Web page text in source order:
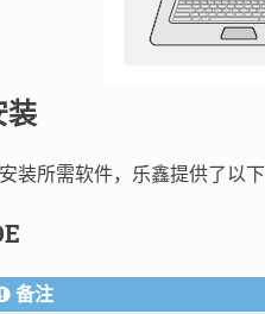
装
装所需软件，乐鑫提供了以
备注